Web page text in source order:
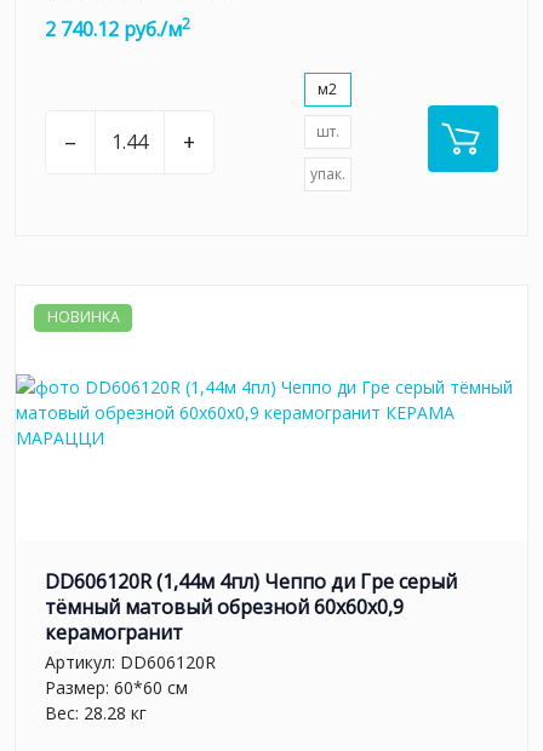
2 740.12 руб./м2
– +
м2
шт.
упак.
НОВИНКА
DD606120R (1,44м 4пл) Чеппо ди Гре серый
тёмный матовый обрезной 60x60x0,9
керамогранит
Артикул: DD606120R
Размер: 60*60 см
Вес: 28.28 кг